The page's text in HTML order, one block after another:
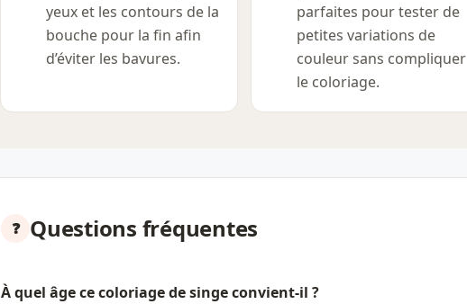
yeux et les contours de la
bouche pour la fin afin
d’éviter les bavures.
parfaites pour tester de
petites variations de
couleur sans compliquer
le coloriage.
Questions fréquentes
À quel âge ce coloriage de singe convient-il ?